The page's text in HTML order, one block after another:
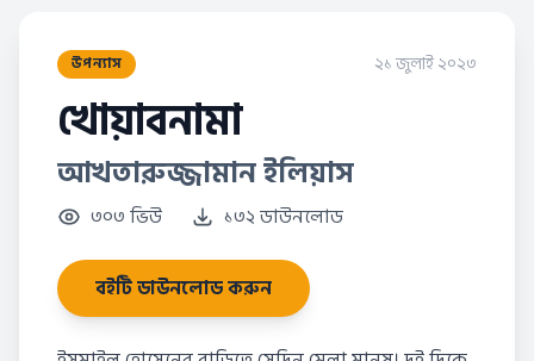
উপন্যাস ২১ জুলাই ২০২৩
খোয়াবনামা
আখতারুজ্জামান ইলিয়াস
৩০৩ ভিউ ১৩২ ডাউনলোড
বইটি ডাউনলোড করুন